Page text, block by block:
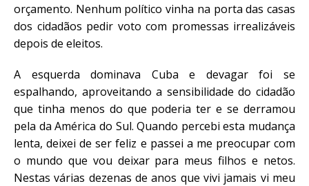
orçamento. Nenhum político vinha na porta das casas
dos cidadãos pedir voto com promessas irrealizáveis
depois de eleitos.
A esquerda dominava Cuba e devagar foi se
espalhando, aproveitando a sensibilidade do cidadão
que tinha menos do que poderia ter e se derramou
pela da América do Sul. Quando percebi esta mudança
lenta, deixei de ser feliz e passei a me preocupar com
o mundo que vou deixar para meus filhos e netos.
Nestas várias dezenas de anos que vivi jamais vi meu